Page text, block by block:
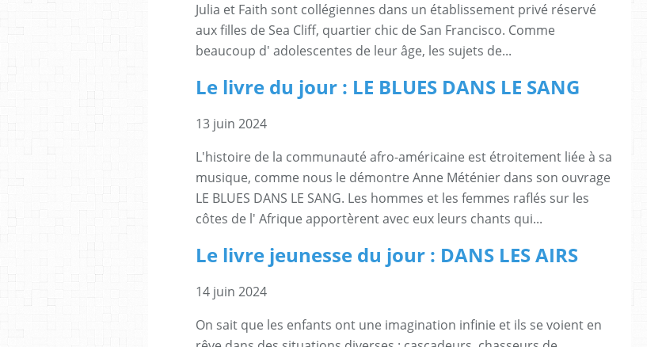
Julia et Faith sont collégiennes dans un établissement privé réservé
aux filles de Sea Cliff, quartier chic de San Francisco. Comme
beaucoup d' adolescentes de leur âge, les sujets de...
Le livre du jour : LE BLUES DANS LE SANG
13 juin 2024
L'histoire de la communauté afro-américaine est étroitement liée à sa
musique, comme nous le démontre Anne Méténier dans son ouvrage
LE BLUES DANS LE SANG. Les hommes et les femmes raflés sur les
côtes de l' Afrique apportèrent avec eux leurs chants qui...
Le livre jeunesse du jour : DANS LES AIRS
14 juin 2024
On sait que les enfants ont une imagination infinie et ils se voient en